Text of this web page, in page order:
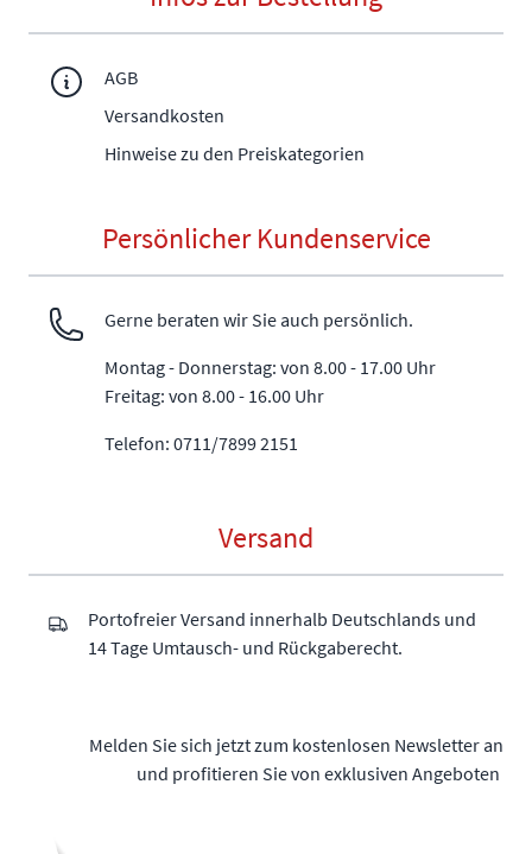
AGB
Versandkosten
Hinweise zu den Preiskategorien
Persönlicher Kundenservice
Gerne beraten wir Sie auch persönlich.
Montag - Donnerstag: von 8.00 - 17.00 Uhr
Freitag: von 8.00 - 16.00 Uhr
Telefon: 0711/7899 2151
Versand
Portofreier Versand innerhalb Deutschlands und
14 Tage Umtausch- und Rückgaberecht.
Melden Sie sich jetzt zum kostenlosen Newsletter an
und profitieren Sie von exklusiven Angeboten